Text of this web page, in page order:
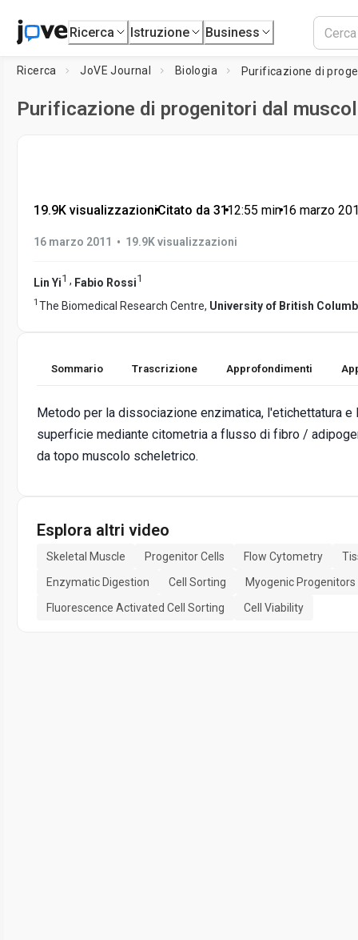
Ricerca Istruzione Business
Ricerca JoVE Journal Biologia Purificazione di
Purificazione di progenitori dal
19.9K visualizzazioni•Citato da 31•12:55 min•16 marzo
16 marzo 2011 • 19.9K visualizzazioni
Lin Yi1 , Fabio Rossi1
1 The Biomedical Research Centre, University of British
Sommario Trascrizione Approfondimenti
Metodo per la dissociazione enzimatica, l'etichettatura
superficie mediante citometria a flusso di fibro /
da topo muscolo scheletrico.
Esplora altri video
Skeletal Muscle Progenitor Cells Flow Cytometry
Enzymatic Digestion
Cell Sorting
Myogenic Progenitors
Fluorescence Activated Cell Sorting
Cell Viability